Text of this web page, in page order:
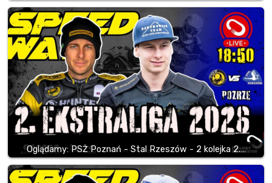
Oglądamy: PSŻ Poznań - Stal Rzeszów - 2 kolejka 2.…